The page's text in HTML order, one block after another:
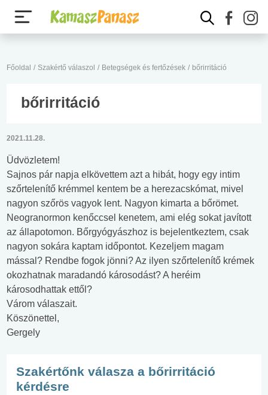
Főoldal / Szakértő válaszol / Betegségek és fertőzések / bőrirritáció
bőrirritáció
2021.11.28.
Üdvözletem!
Sajnos pár napja elkövettem azt a hibát, hogy egy intim
szőrtelenítő krémmel kentem be a herezacskómat, mivel
nagyon szőrös vagyok lent. Nagyon kimarta a bőrömet.
Neogranormon kenőccsel kenetem, ami elég sokat javított
az állapotomon. Bőrgyógyászhoz is bejelentkeztem, csak
nagyon sokára kaptam időpontot. Kezeljem magam
mással? Rendbe fogok jönni? Az ilyen szőrtelenítő krémek
okozhatnak maradandó károsodást? A heréim
károsodhattak ettől?
Várom válaszait.
Köszönettel,
Gergely
Szakértőnk válasza a bőrirritáció
kérdésre